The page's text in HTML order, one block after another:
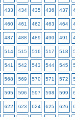
433 434 435 436 437
460 461 462 463 464
487 488 489 490 491
514 515 516 517 518
541 542 543 544 545
568 569 570 571 572
595 596 597 598 599
622 623 624 625 626